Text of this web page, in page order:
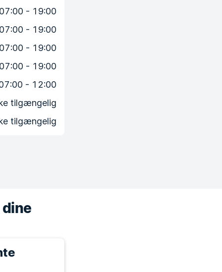
07:00 - 19:00
07:00 - 19:00
07:00 - 19:00
07:00 - 19:00
- 12:00
tilgængelig
tilgængelig